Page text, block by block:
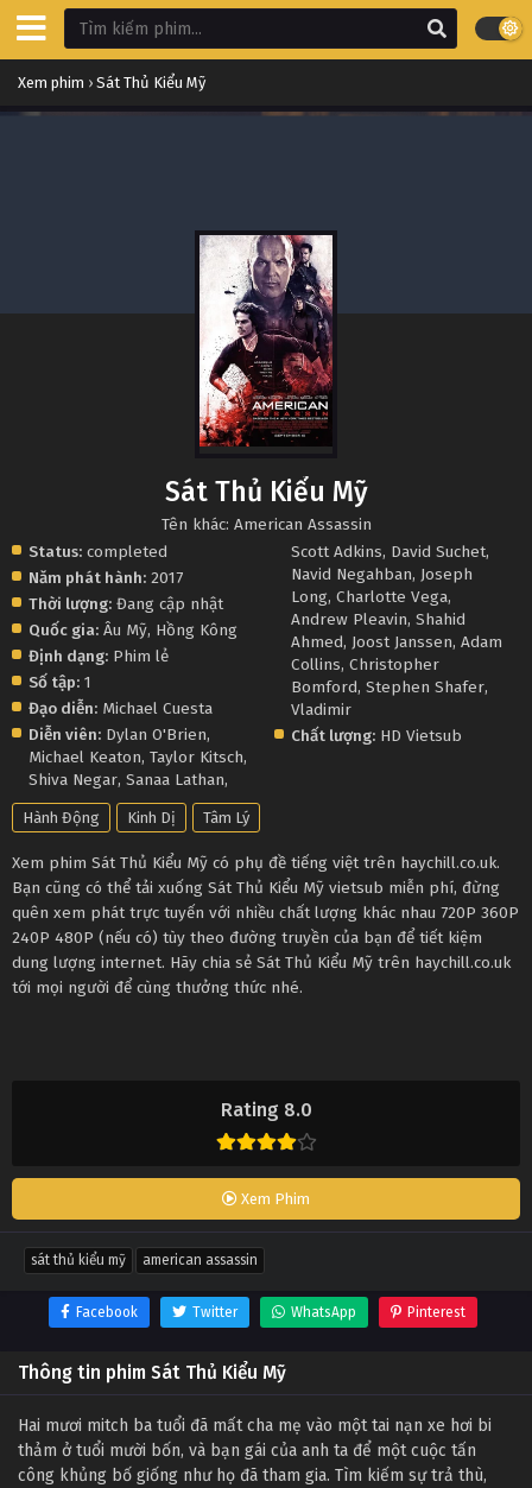
Xem phim › Sát Thủ Kiểu Mỹ
Rating 8.0
Xem Phim
Sát Thủ Kiểu Mỹ
Tên khác: American Assassin
Status: completed
Năm phát hành: 2017
Thời lượng: Đang cập nhật
Quốc gia: Âu Mỹ, Hồng Kông
Định dạng: Phim lẻ
Số tập: 1
Đạo diễn: Michael Cuesta
Diễn viên: Dylan O'Brien,
Michael Keaton, Taylor Kitsch,
Shiva Negar, Sanaa Lathan,
Scott Adkins, David Suchet,
Navid Negahban, Joseph
Long,Charlotte Vega,
Andrew Pleavin,Shahid
Ahmed, Joost Janssen,Adam
Collins,Christopher
Bomford,Stephen Shafer,
Vladimir
Chất lượng: HD Vietsub
Hành Động Kinh Dị Tâm Lý
Xem phim Sát Thủ Kiểu Mỹ có phụ đề tiếng việt trên haychill.co.uk.
Bạn cũng có thể tải xuống Sát Thủ Kiểu Mỹ vietsub miễn phí, đừng
quên xem phát trực tuyến với nhiều chất lượng khác nhau 720P 360P
240P 480P (nếu có) tùy theo đường truyền của bạn để tiết kiệm
dung lượng internet. Hãy chia sẻ Sát Thủ Kiểu Mỹ trên haychill.co.uk
tới mọi người để cùng thưởng thức nhé.
sát thủ kiểu mỹ american assassin
Facebook Twitter WhatsApp Pinterest
Thông tin phim Sát Thủ Kiểu Mỹ
Hai mươi mitch ba tuổi đã mất cha mẹ vào một tai nạn xe hơi bi
thảm ở tuổi mười bốn, và bạn gái của anh ta để một cuộc tấn
công khủng bố giống như họ đã tham gia. Tìm kiếm sự trả thù,